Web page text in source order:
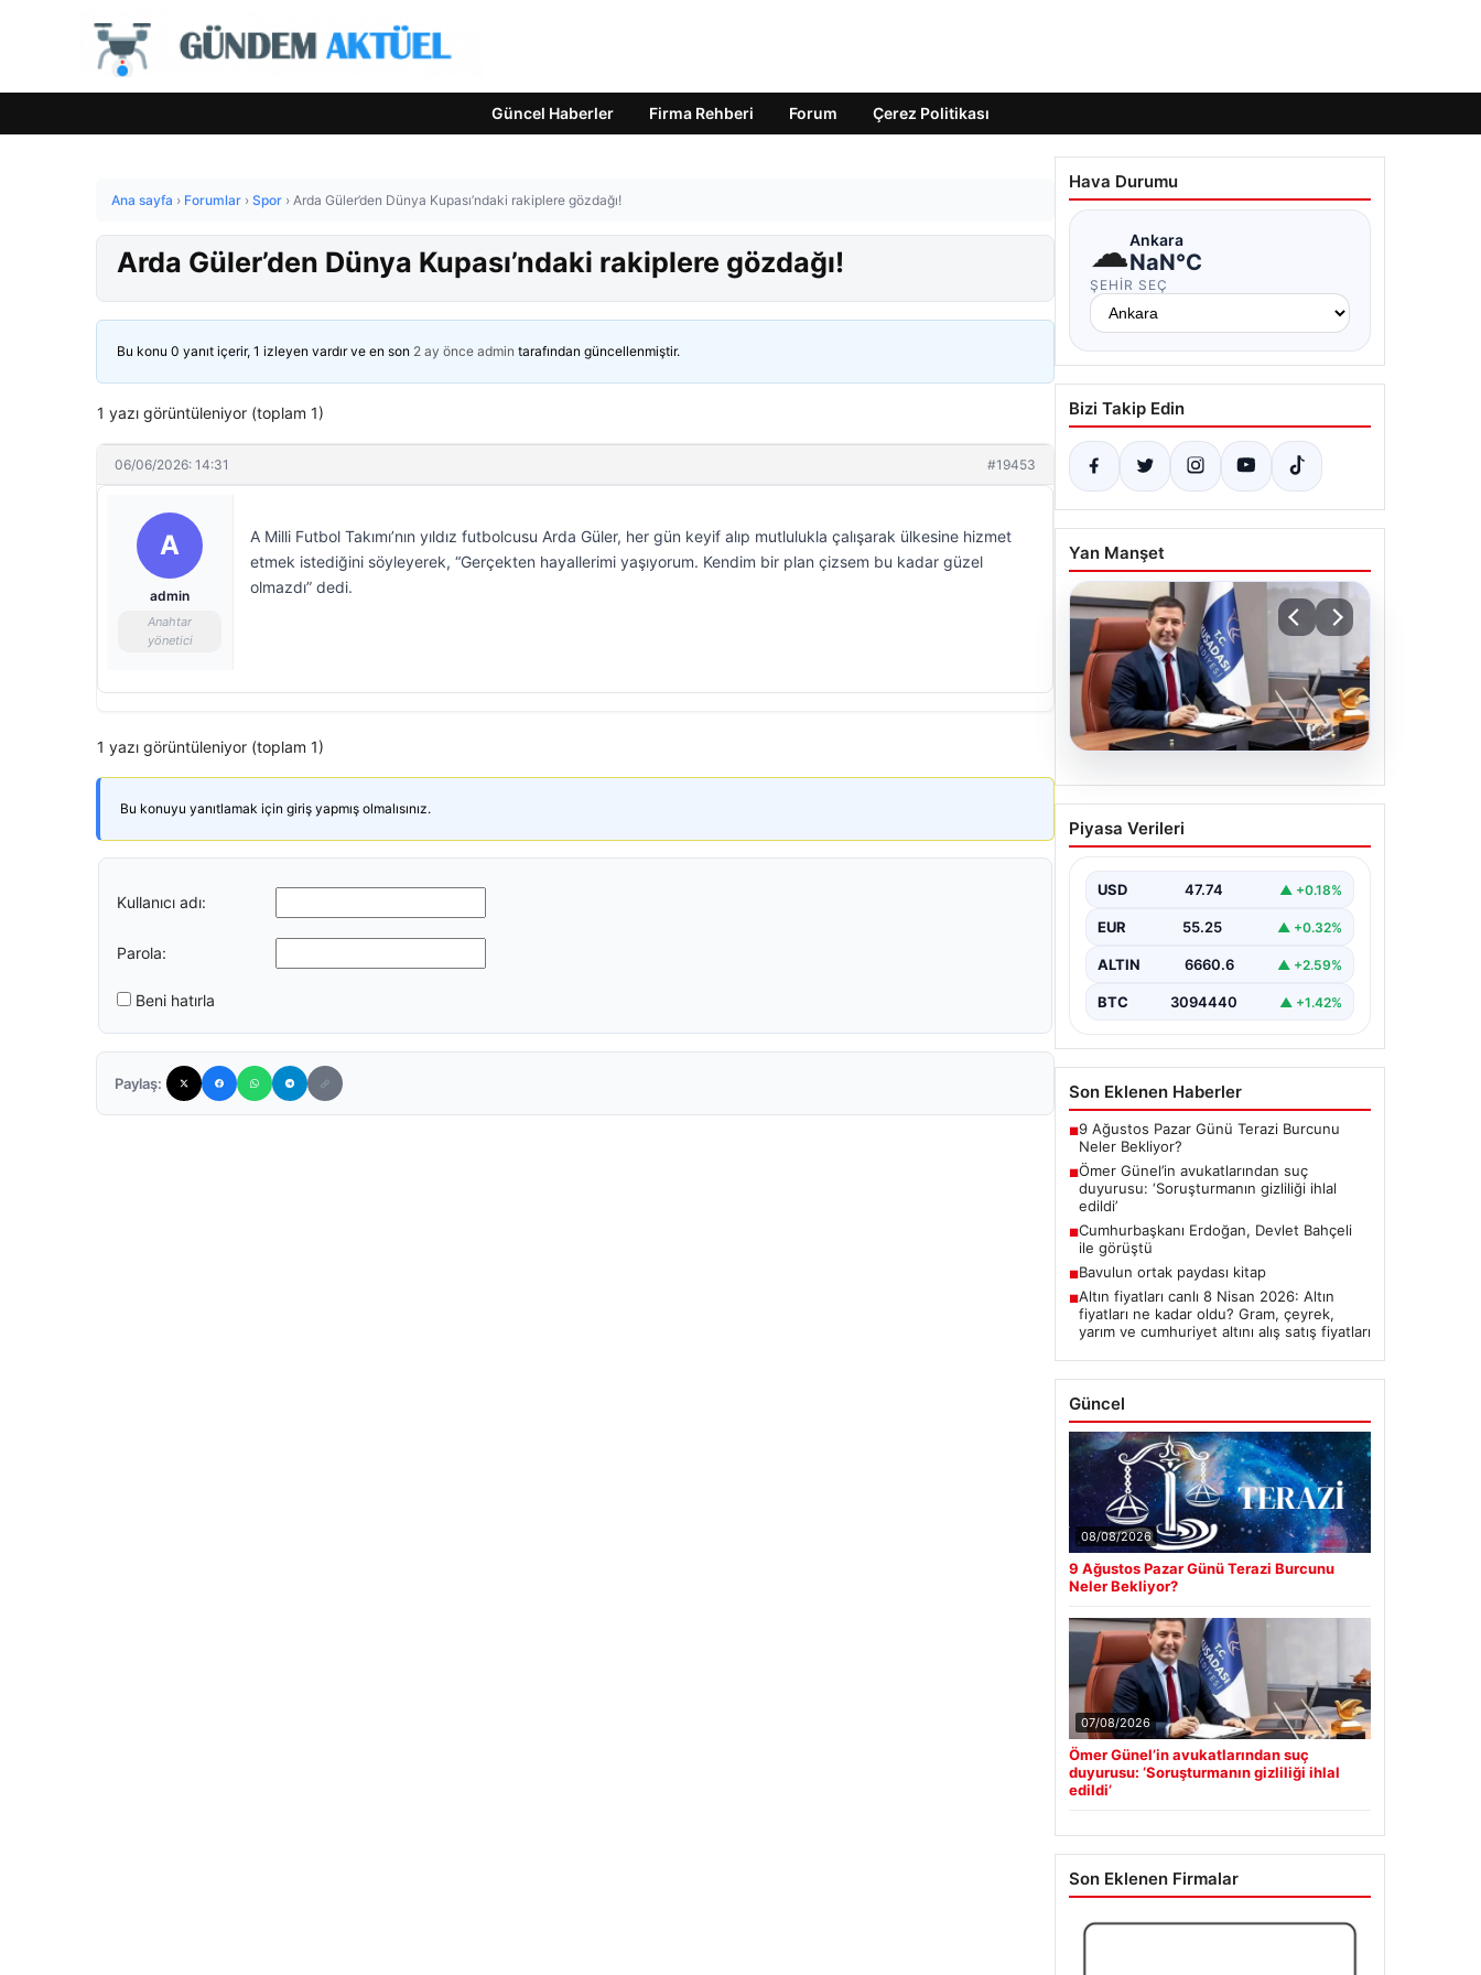
Güncel Haberler Firma Rehberi Forum Çerez Politikası
Ana sayfa › Forumlar › Spor › Arda Güler’den Dünya Kupası’ndaki rakiplere gözdağı!
Arda Güler’den Dünya Kupası’ndaki rakiplere gözdağı!
Bu konu 0 yanıt içerir, 1 izleyen vardır ve en son 2 ay önce admin tarafından güncellenmiştir.
1 yazı görüntüleniyor (toplam 1)
06/06/2026: 14:31 #19453
A
admin
Anahtar
yönetici
A Milli Futbol Takımı’nın yıldız futbolcusu Arda Güler, her gün keyif alıp mutlulukla çalışarak ülkesine hizmet
etmek istediğini söyleyerek, “Gerçekten hayallerimi yaşıyorum. Kendim bir plan çizsem bu kadar güzel
olmazdı” dedi.
1 yazı görüntüleniyor (toplam 1)
Bu konuyu yanıtlamak için giriş yapmış olmalısınız.
Kullanıcı adı:
Parola:
Beni hatırla
Paylaş:
Hava Durumu
☁Ankara
NaN°C
ŞEHIR SEÇ
Bizi Takip Edin
Yan Manşet
06.08.2026
Devlet Bahçeli ile görüştü
USD 47.74 ▲ +0.18%
EUR 55.25 ▲ +0.32%
ALTIN 6660.6 ▲ +2.59%
BTC 3094440 ▲ +1.42%
Son Eklenen Haberler
■9 Ağustos Pazar Günü Terazi Burcunu
Neler Bekliyor?
Ömer Günel’in avukatlarından suç
duyurusu: ‘Soruşturmanın gizliliği ihlal
edildi’
■Cumhurbaşkanı Erdoğan, Devlet Bahçeli
ile görüştü
Bavulun ortak paydası kitap
Altın fiyatları canlı 8 Nisan 2026: Altın
fiyatları ne kadar oldu? Gram, çeyrek,
yarım ve cumhuriyet altını alış satış fiyatları
Güncel
08/08/2026
9 Ağustos Pazar Günü Terazi Burcunu
Neler Bekliyor?
07/08/2026
Ömer Günel’in avukatlarından suç
edildi’
Son Eklenen Firmalar